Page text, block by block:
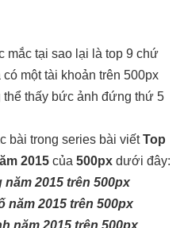
mắc tại sao lại là top 9 chứ
một tài khoản trên 500px
thể thấy bức ảnh đứng thứ 5
bài trong series bài viếtTop
2015 của 500px dưới đây:
2015 trên 500px
năm 2015 trên 500px